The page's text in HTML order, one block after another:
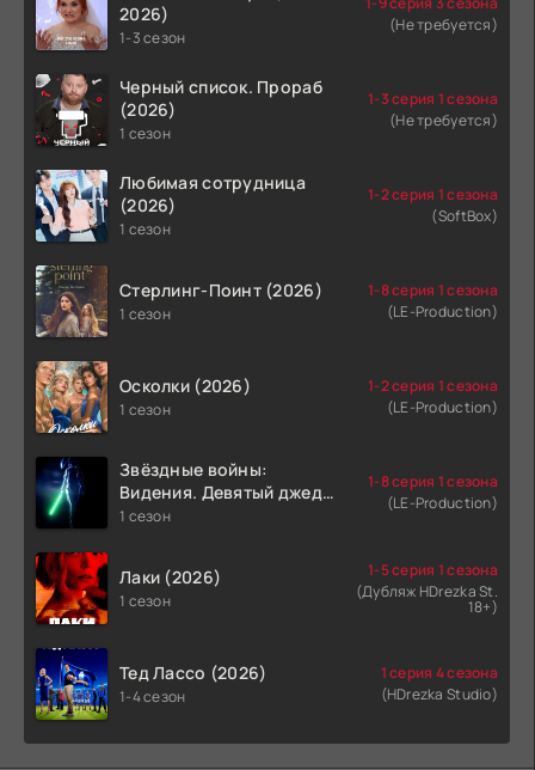
2026)
1-3 сезон
(Не требуется)
Черный список. Прораб
(2026)
1 сезон
1-3 серия 1 сезона
(Не требуется)
Любимая сотрудница
(2026)
1 сезон
1-2 серия 1 сезона
(SoftBox)
Стерлинг-Поинт (2026)
1 сезон
1-8 серия 1 сезона
(LE-Production)
Осколки (2026)
1 сезон
1-2 серия 1 сезона
(LE-Production)
Звёздные войны:
Видения. Девятый джедай
(2026)
1 сезон
1-8 серия 1 сезона
(LE-Production)
Лаки (2026)
1 сезон
1-5 серия 1 сезона
(Дубляж HDrezka St.
18+)
Тед Лассо (2026)
1-4 сезон
1 серия 4 сезона
(HDrezka Studio)